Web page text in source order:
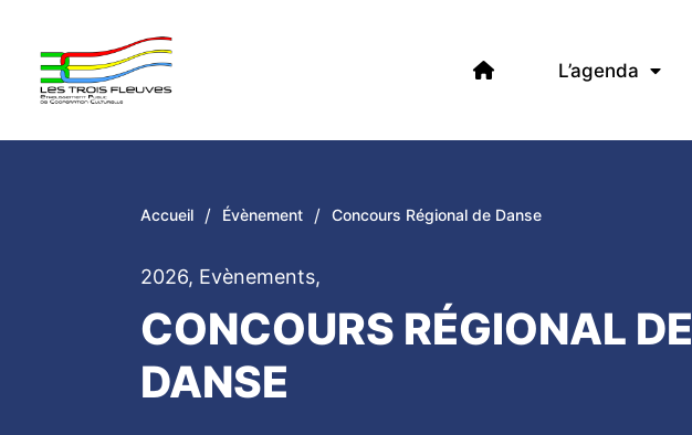
L’agenda
Accueil / Évènement / Concours Régional de Danse
2026, Evènements,
CONCOURS RÉGIONAL DE
DANSE